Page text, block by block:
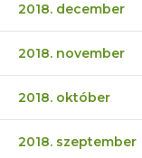
2018. december
2018. november
2018. október
2018. szeptember